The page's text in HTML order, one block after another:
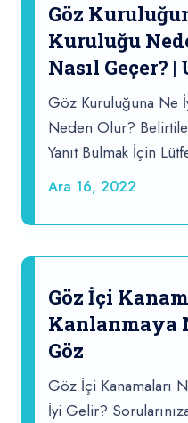
Göz
Kuruluğu
Nasıl Geçer? |
Göz Kuruluğuna Ne
Neden Olur?
Yanıt Bulmak İçin
Ara 16, 2022
Göz İçi
Kanlanmaya
Göz
Göz İçi Kanamaları
İyi Gelir?